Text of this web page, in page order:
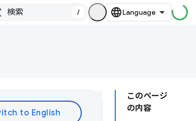
/
このページ
の内容